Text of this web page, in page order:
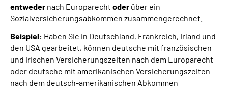
entweder nach Europarecht oder über ein
Sozialversicherungsabkommen zusammengerechnet.
Beispiel: Haben Sie in Deutschland, Frankreich, Irland und
den USA gearbeitet, können deutsche mit französischen
und irischen Versicherungszeiten nach dem Europarecht
oder deutsche mit amerikanischen Versicherungszeiten
nach dem deutsch-amerikanischen Abkommen